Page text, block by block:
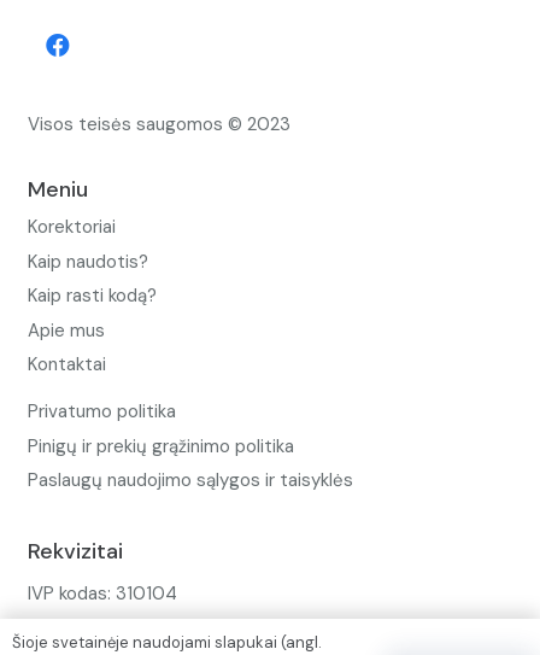
Visos teisės saugomos © 2023
Meniu
Korektoriai
Kaip naudotis?
Kaip rasti kodą?
Apie mus
Kontaktai
Privatumo politika
Pinigų ir prekių grąžinimo politika
Paslaugų naudojimo sąlygos ir taisyklės
Rekvizitai
IVP kodas: 310104
Šioje svetainėje naudojami slapukai (angl.